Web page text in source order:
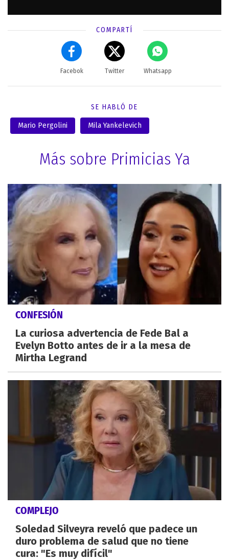
COMPARTÍ
Facebok Twitter Whatsapp
SE HABLÓ DE
Mario Pergolini Mila Yankelevich
Más sobre Primicias Ya
CONFESIÓN
La curiosa advertencia de Fede Bal a
Evelyn Botto antes de ir a la mesa de
Mirtha Legrand
COMPLEJO
Soledad Silveyra reveló que padece un
duro problema de salud que no tiene
cura: "Es muy difícil"